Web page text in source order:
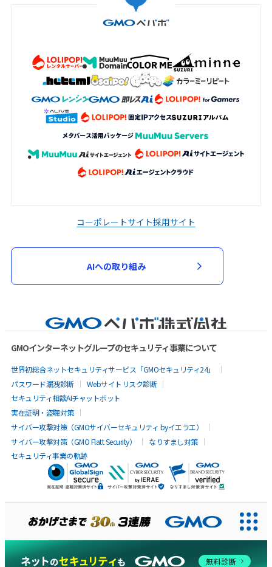
コーポレートサイト採用サイト
AIへの取り組み
GMOインターネットグループのセキュリティ事業について
世界初総合ネットセキュリティサービス「GMOセキュリティ24」
パスワード漏洩診断
Webサイトリスク診断
セキュリティ相談AIチャットボット
実在証明・盗聴対策
サイバー攻撃対策（GMOサイバーセキュリティ byイエラエ）
サイバー攻撃対策（GMO Flatt Security）
なりすまし対策
セキュリティ事業の軌跡
AIに聞いてみる 無料診断